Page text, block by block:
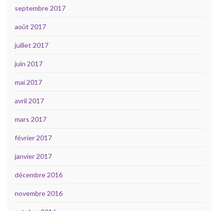
septembre 2017
août 2017
juillet 2017
juin 2017
mai 2017
avril 2017
mars 2017
février 2017
janvier 2017
décembre 2016
novembre 2016